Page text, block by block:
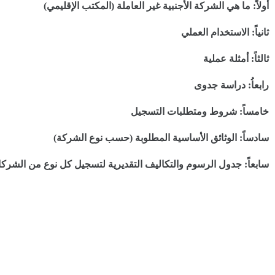
أولاً: ما هي الشركة الأجنبية غير العاملة (المكتب الإقليمي)
ثانياً: الاستخدام العملي
ثالثاً: أمثلة عملية
رابعاُ: دراسة جدوى
خامساً: شروط ومتطلبات التسجيل
سادساً: الوثائق الأساسية المطلوبة (حسب نوع الشركة)
سابعاً: جدول الرسوم والتكاليف التقديرية لتسجيل كل نوع من